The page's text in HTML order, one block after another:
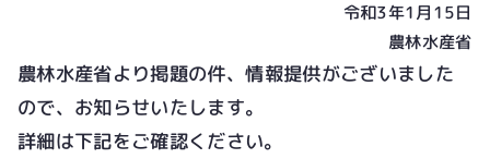
令和3年1月15日
農林水産省
農林水産省より掲題の件、情報提供がございました
ので、お知らせいたします。
詳細は下記をご確認ください。